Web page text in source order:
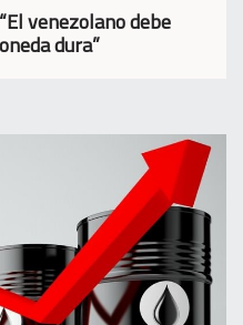
venezolano debe
dura”